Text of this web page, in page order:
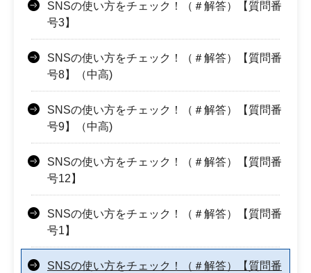
SNSの使い方をチェック！（＃解答）【質問番
号3】
SNSの使い方をチェック！（＃解答）【質問番
号8】（中高)
SNSの使い方をチェック！（＃解答）【質問番
号9】（中高)
SNSの使い方をチェック！（＃解答）【質問番
号12】
SNSの使い方をチェック！（＃解答）【質問番
号1】
SNSの使い方をチェック！（＃解答）【質問番